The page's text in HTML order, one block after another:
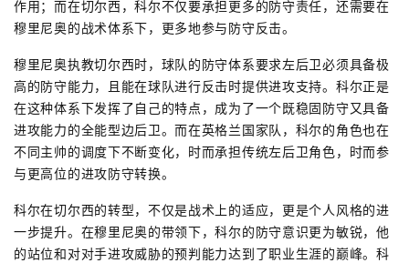
作用；而在切尔西，科尔不仅要承担更多的防守责任，还需要在
穆里尼奥的战术体系下，更多地参与防守反击。
穆里尼奥执教切尔西时，球队的防守体系要求左后卫必须具备极
高的防守能力，且能在球队进行反击时提供进攻支持。科尔正是
在这种体系下发挥了自己的特点，成为了一个既稳固防守又具备
进攻能力的全能型边后卫。而在英格兰国家队，科尔的角色也在
不同主帅的调度下不断变化，时而承担传统左后卫角色，时而参
与更高位的进攻防守转换。
科尔在切尔西的转型，不仅是战术上的适应，更是个人风格的进
一步提升。在穆里尼奥的带领下，科尔的防守意识更为敏锐，他
的站位和对对手进攻威胁的预判能力达到了职业生涯的巅峰。科